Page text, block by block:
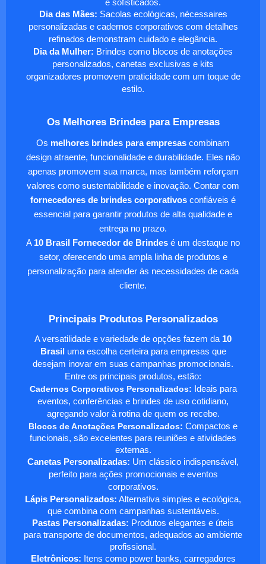
e sofisticados.
Dia das Mães: Sacolas ecológicas, nécessaires
personalizadas e cadernos corporativos com detalhes
refinados demonstram cuidado e elegância.
Dia da Mulher: Brindes como blocos de anotações
personalizados, canetas exclusivas e kits
organizadores promovem praticidade com um toque de
estilo.
Os Melhores Brindes para Empresas
Os melhores brindes para empresas combinam
design atraente, funcionalidade e durabilidade. Eles não
apenas promovem sua marca, mas também reforçam
valores como sustentabilidade e inovação. Contar com
fornecedores de brindes corporativos confiáveis é
essencial para garantir produtos de alta qualidade e
entrega no prazo.
A 10 Brasil Fornecedor de Brindes é um destaque no
setor, oferecendo uma ampla linha de produtos e
personalização para atender às necessidades de cada
cliente.
Principais Produtos Personalizados
A versatilidade e variedade de opções fazem da 10
Brasil uma escolha certeira para empresas que
desejam inovar em suas campanhas promocionais.
Entre os principais produtos, estão:
Cadernos Corporativos Personalizados: Ideais para
eventos, conferências e brindes de uso cotidiano,
agregando valor à rotina de quem os recebe.
Blocos de Anotações Personalizados: Compactos e
funcionais, são excelentes para reuniões e atividades
externas.
Canetas Personalizadas: Um clássico indispensável,
perfeito para ações promocionais e eventos
corporativos.
Lápis Personalizados: Alternativa simples e ecológica,
que combina com campanhas sustentáveis.
Pastas Personalizadas: Produtos elegantes e úteis
para transporte de documentos, adequados ao ambiente
profissional.
Eletrônicos: Itens como power banks, carregadores